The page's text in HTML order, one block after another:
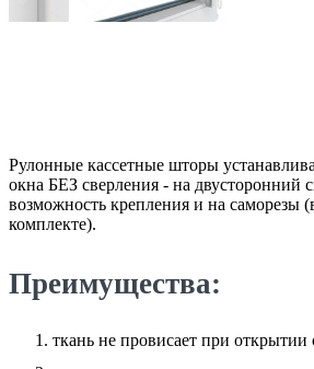
Рулонные кассетные шторы
окна БЕЗ сверления - на двусторонний
возможность крепления и на саморезы
комплекте).
Преимущества:
ткань не провисает при открытии